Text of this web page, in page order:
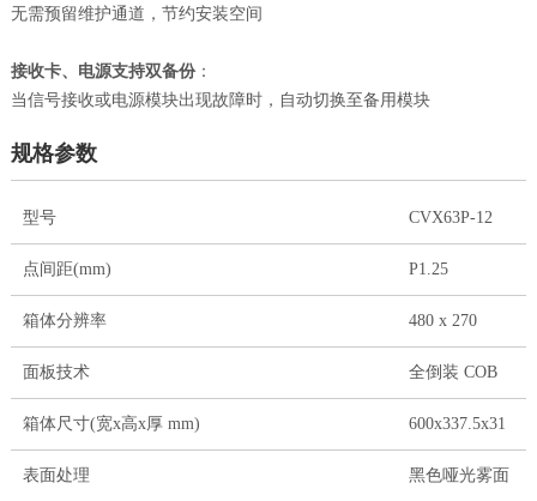
无需预留维护通道，节约安装空间
接收卡、电源支持双备份：
当信号接收或电源模块出现故障时，自动切换至备用模块
规格参数
型号 CVX63P-12
点间距(mm) P1.25
箱体分辨率 480 x 270
面板技术 全倒装 COB
箱体尺寸(宽x高x厚 mm) 600x337.5x31
表面处理 黑色哑光雾面